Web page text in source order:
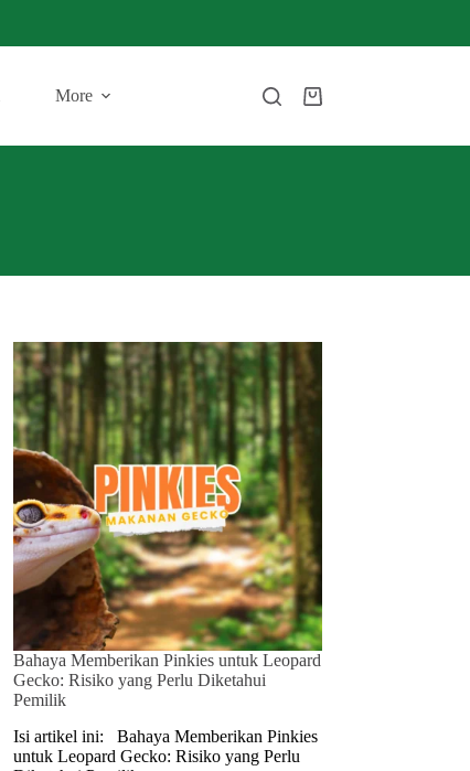
More
Bahaya Memberikan Pinkies untuk Leopard
Gecko: Risiko yang Perlu Diketahui
Pemilik
Isi artikel ini: Bahaya Memberikan Pinkies
untuk Leopard Gecko: Risiko yang Perlu